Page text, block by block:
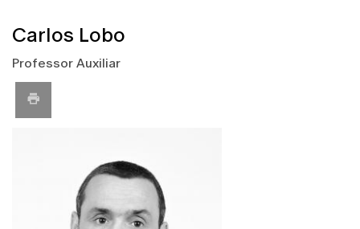
Carlos Lobo
Professor Auxiliar